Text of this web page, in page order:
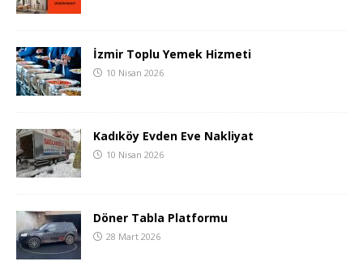
İzmir Toplu Yemek Hizmeti
10 Nisan 2026
Kadıköy Evden Eve Nakliyat
10 Nisan 2026
Döner Tabla Platformu
28 Mart 2026